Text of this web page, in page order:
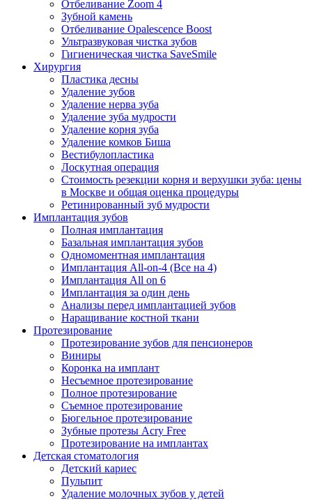
Отбеливание Zoom 4
Зубной камень
Отбеливание Opalescence Boost
Ультразвуковая чистка зубов
Гигиеническая чистка SaveSmile
Хирургия
Пластика десны
Удаление зубов
Удаление нерва зуба
Удаление зуба мудрости
Удаление корня зуба
Удаление комков Биша
Вестибулопластика
Лоскутная операция
Стоимость резекции корня и верхушки зуба: цены
в Москве и общая оценка процедуры
Ретинированный зуб мудрости
Имплантация зубов
Полная имплантация
Базальная имплантация зубов
Одномоментная имплантация
Имплантация All-on-4 (Все на 4)
Имплантация All on 6
Имплантация за один день
Анализы перед имплантацией зубов
Наращивание костной ткани
Протезирование
Протезирование зубов для пенсионеров
Виниры
Коронка на имплант
Несъемное протезирование
Полное протезирование
Съемное протезирование
Бюгельное протезирование
Зубные протезы Acry Free
Протезирование на имплантах
Детская стоматология
Детский кариес
Пульпит
Удаление молочных зубов у детей